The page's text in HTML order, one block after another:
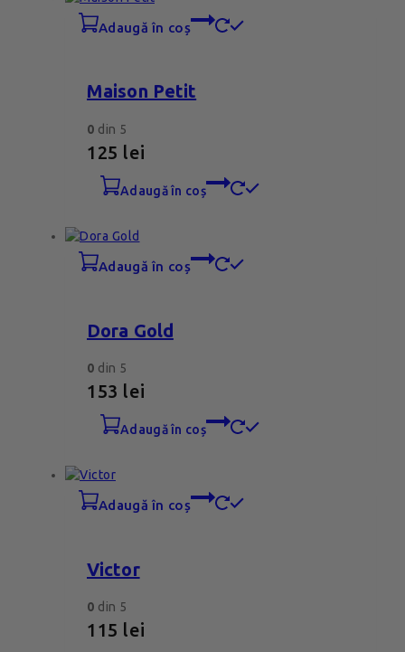
adaugă în coș
Maison Petit
0 din 5
125 lei
adaugă în coș
adaugă în coș
Dora Gold
0 din 5
153 lei
adaugă în coș
adaugă în coș
Victor
0 din 5
115 lei